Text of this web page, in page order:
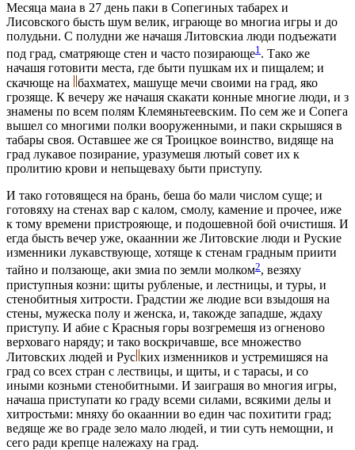
Мeсяца маиа в 27 день паки в Сопeгиных табарeх и
Лисовского бысть шум велик, играюще во многиа игры и до
полудьни. С полудни же начашя Литовскиа люди подъeжати
под град, сматряюще стeн и часто позирающе1. Тако же
начашя готовити мeста, гдe быти пушкам их и пищалем; и
скачюще на бахматeх, машуще мечи своими на град, яко
грозяще. К вечеру же начашя скакати конные многие люди, и з
знамены по всeм полям Клемяньтeевским. По сем же и Сопeга
вышел со многими полки вооруженными, и паки скрышяся в
табары своя. Оставшее же ся Троицкое воинство, видяще на
град лукавое позирание, уразумeшя лютый совeт их к
пролитию крови и непьщеваху быти приступу.
И тако готовящеся на брань, бeша бо мали числом суще; и
готовяху на стeнах вар с калом, смолу, камение и прочее, иже
к тому времени пристрояюще, и подошевной бой очистишя. И
егда бысть вечер уже, окааннии же Литовские люди и Руские
измeнники лукавствующе, хотяще к стeнам градным приити
тайно и ползающе, аки змиа по земли молком2, везяху
приступныя козни: щиты рубленые, и лeстницы, и туры, и
стeнобитныя хитрости. Градстии же людие вси взыдошя на
стeны, мужеска полу и женска, и, такожде западше, ждаху
приступу. И абие с Красныя горы возгремeшя из огненово
верховаго наряду; и тако воскричавше, все множество
Литовских людей и Рус ких измeнников и устремишяся на
град со всeх стран с лeствицы, и щиты, и с тарасы, и со
иными козньми стeнобитными. И заиграшя во многия игры,
начаша приступати ко граду всeми силами, всякими дeлы и
хитростьми: мняху бо окааннии во един час похитити град;
вeдяще же во градe зeло мало людей, и тии суть немощни, и
сего ради крeпце належаху на град.